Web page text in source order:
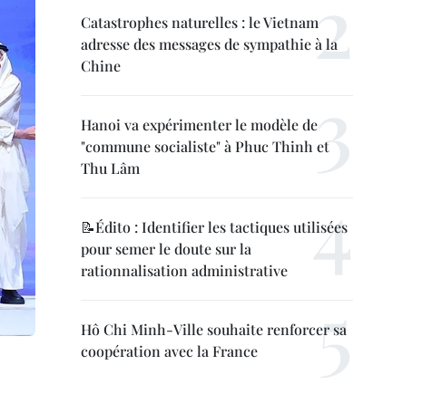
Catastrophes naturelles : le Vietnam
adresse des messages de sympathie à la
Chine
Hanoi va expérimenter le modèle de
"commune socialiste" à Phuc Thinh et
Thu Lâm
📝Édito : Identifier les tactiques utilisées
pour semer le doute sur la
rationnalisation administrative
Hô Chi Minh-Ville souhaite renforcer sa
coopération avec la France